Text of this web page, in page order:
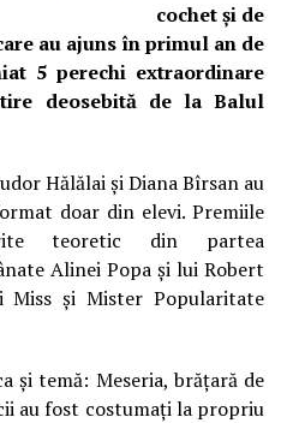
cochet şi de
au ajuns în primul an de
5 perechi extraordinare
deosebită de la Balul
Hălălai şi Diana Bîrsan au
doar din elevi. Premiile
teoretic din partea
Alinei Popa şi lui Robert
Miss şi Mister Popularitate
şi temă: Meseria, brăţară de
au fost costumaţi la propriu